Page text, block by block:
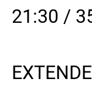
21:30 /